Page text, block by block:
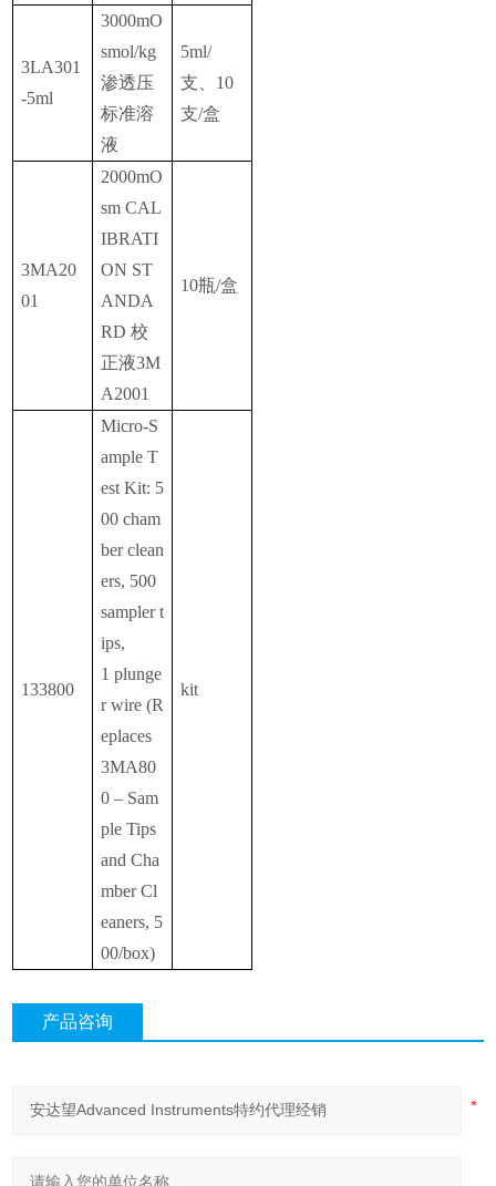
3LA301
-5ml
3000mO
smol/kg
渗透压
标准溶
液
5ml/
支、10
支/盒
3MA20
01
2000mO
sm CAL
IBRATI
ON ST
ANDA
RD 校
正液3M
A2001
10瓶/盒
133800
Micro-S
ample T
est Kit: 5
00 cham
ber clean
ers, 500
sampler t
ips,
1 plunge
r wire (R
eplaces
3MA80
0 – Sam
ple Tips
and Cha
mber Cl
eaners, 5
00/box)
kit
产品咨询